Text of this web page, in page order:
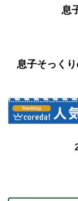
息
息子そっく